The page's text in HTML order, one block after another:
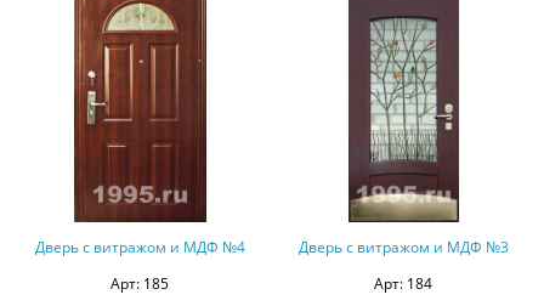
Дверь с витражом и МДФ №4
Арт: 185
Дверь с витражом и МДФ №3
Арт: 184